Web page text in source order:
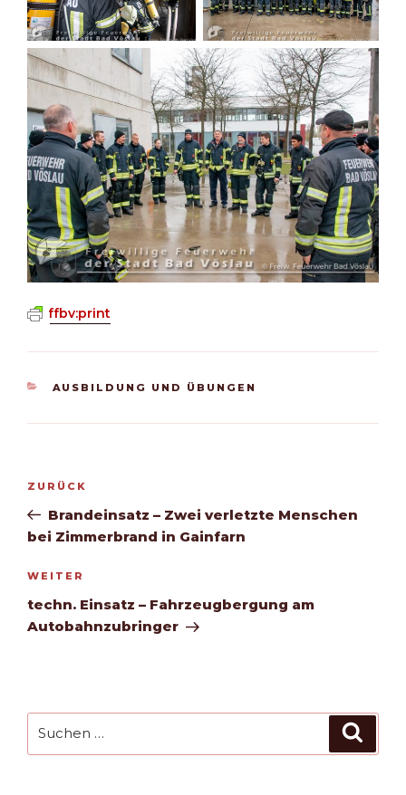
ffbv:print
KATEGORIEN
AUSBILDUNG UND ÜBUNGEN
Beitragsnavigation
Vorheriger
Beitrag
ZURÜCK
Brandeinsatz – Zwei verletzte Menschen
bei Zimmerbrand in Gainfarn
Nächster
Beitrag
WEITER
techn. Einsatz – Fahrzeugbergung am
Autobahnzubringer
nach: